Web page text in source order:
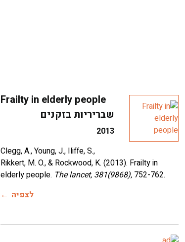
Frailty in elderly people
שבריריות בזקנים
2013
Clegg, A., Young, J., Iliffe, S.,
Rikkert, M. O., & Rockwood, K. (2013). Frailty in
elderly people. The lancet, 381(9868), 752-762.
לצפיה